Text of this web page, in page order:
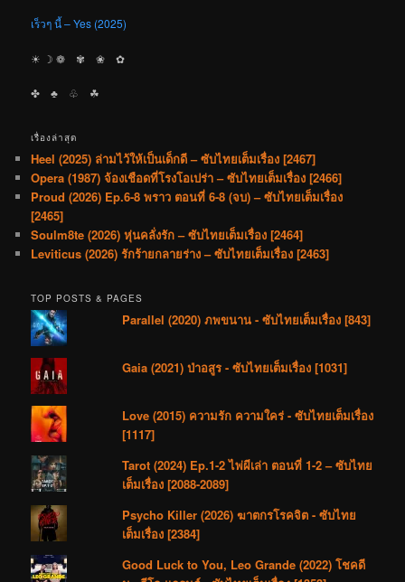
เร็วๆ นี้ – Yes (2025)
☀︎ ☽ ❁ ✾ ❀ ✿
✤ ♣︎ ♧ ☘︎
เรื่องล่าสุด
Heel (2025) ล่ามไว้ให้เป็นเด็กดี – ซับไทยเต็มเรื่อง [2467]
Opera (1987) จ้องเชือดที่โรงโอเปร่า – ซับไทยเต็มเรื่อง [2466]
Proud (2026) Ep.6-8 พราว ตอนที่ 6-8 (จบ) – ซับไทยเต็มเรื่อง
[2465]
Soulm8te (2026) หุ่นคลั่งรัก – ซับไทยเต็มเรื่อง [2464]
Leviticus (2026) รักร้ายกลายร่าง – ซับไทยเต็มเรื่อง [2463]
TOP POSTS & PAGES
Parallel (2020) ภพขนาน - ซับไทยเต็มเรื่อง [843]
Gaia (2021) ป่าอสูร - ซับไทยเต็มเรื่อง [1031]
Love (2015) ความรัก ความใคร่ - ซับไทยเต็มเรื่อง
[1117]
Tarot (2024) Ep.1-2 ไพ่ผีเล่า ตอนที่ 1-2 – ซับไทย
เต็มเรื่อง [2088-2089]
Psycho Killer (2026) ฆาตกรโรคจิต - ซับไทย
เต็มเรื่อง [2384]
Good Luck to You, Leo Grande (2022) โชคดี